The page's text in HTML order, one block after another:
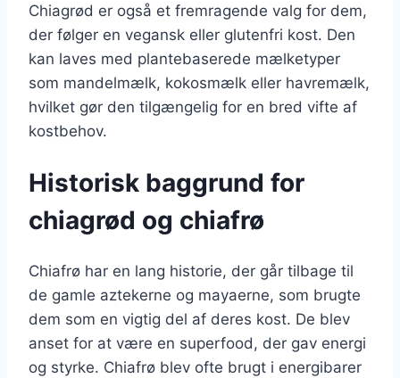
Chiagrød er også et fremragende valg for dem,
der følger en vegansk eller glutenfri kost. Den
kan laves med plantebaserede mælketyper
som mandelmælk, kokosmælk eller havremælk,
hvilket gør den tilgængelig for en bred vifte af
kostbehov.
Historisk baggrund for
chiagrød og chiafrø
Chiafrø har en lang historie, der går tilbage til
de gamle aztekerne og mayaerne, som brugte
dem som en vigtig del af deres kost. De blev
anset for at være en superfood, der gav energi
og styrke. Chiafrø blev ofte brugt i energibarer